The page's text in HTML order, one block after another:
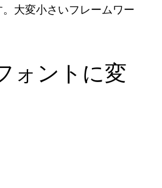
大変小さいフレームワー
ォントに変